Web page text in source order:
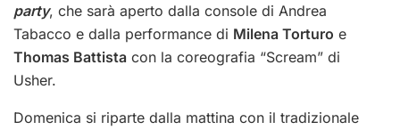
party, che sarà aperto dalla console di Andrea
Tabacco e dalla performance di Milena Torturo e
Thomas Battista con la coreografia “Scream” di
Usher.
Domenica si riparte dalla mattina con il tradizionale